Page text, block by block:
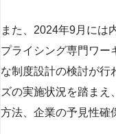
また、2024年9月には
プライシング専門ワー
な制度設計の検討が行
ズの実施状況を踏まえ
方法、企業の予見性確